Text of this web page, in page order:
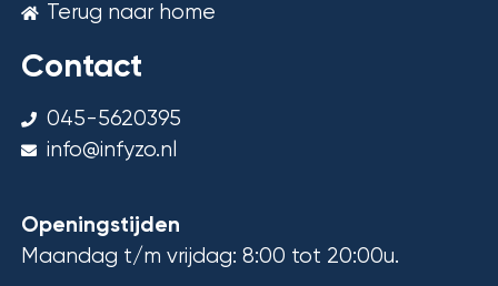
Terug naar home
Contact
045-5620395
info@infyzo.nl
Openingstijden
Maandag t/m vrijdag: 8:00 tot 20:00u.